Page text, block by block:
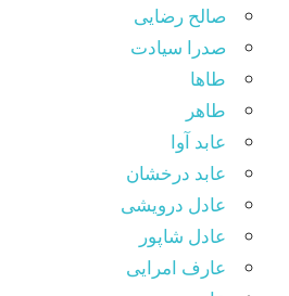
صالح رضایی
صدرا سیادت
طاها
طاهر
عابد آوا
عابد درخشان
عادل درویشی
عادل شاپور
عارف امرایی